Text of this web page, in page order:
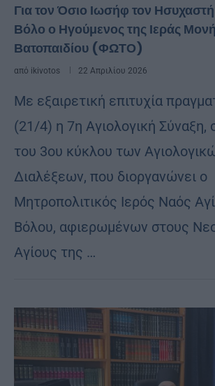
Για τον Όσιο Ιωσήφ τον
Βόλο ο Ηγούμενος της Ιεράς
Βατοπαιδίου (ΦΩΤΟ)
από ikivotos 22 Απριλίου 2026
Με εξαιρετική επιτυχία
(21/4) η 7η Αγιολογική Σύναξη,
του 3ου κύκλου των
Διαλέξεων, που διοργανώνει ο
Μητροπολιτικός Ιερός Ναός
Βόλου, αφιερωμένων στους
Αγίους της …